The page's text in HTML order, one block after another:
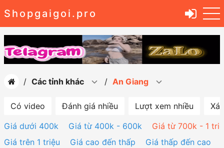
Shopgaigoi.pro
Các tỉnh khác An Giang
Có video Đánh giá nhiều Lượt xem nhiều
Giá dưới 400k
Giá từ 400k - 600k
Giá từ 700k - 1
Giá trên 1 triệu
Giá cao đến thấp
Giá thấp đến cao